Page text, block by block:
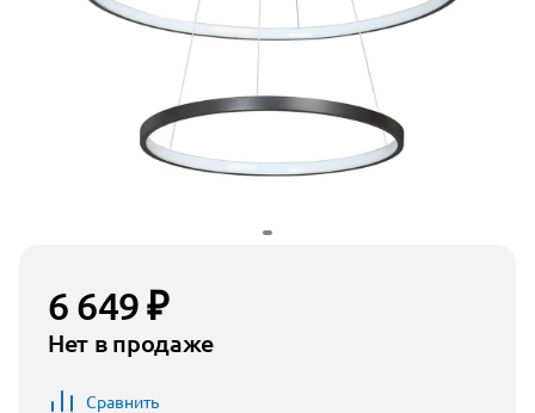
6 649 ₽
Нет в продаже
Сравнить